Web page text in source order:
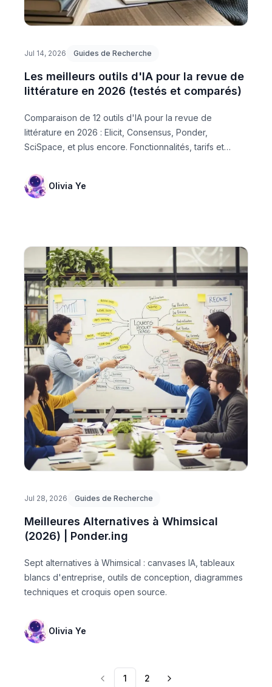
Jul 14, 2026 Guides de Recherche
Les meilleurs outils d'IA pour la revue de
littérature en 2026 (testés et comparés)
Comparaison de 12 outils d'IA pour la revue de
littérature en 2026 : Elicit, Consensus, Ponder,
SciSpace, et plus encore. Fonctionnalités, tarifs et
Olivia Ye
Jul 28, 2026 Guides de Recherche
Meilleures Alternatives à Whimsical
(2026) | Ponder.ing
Sept alternatives à Whimsical : canvases IA, tableaux
blancs d'entreprise, outils de conception, diagrammes
techniques et croquis open source.
Olivia Ye
1 2